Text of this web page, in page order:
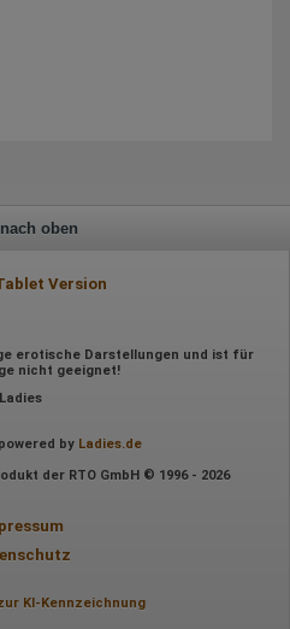
nach oben
Version
erotische Darstellungen und ist für
nicht geeignet!
Ladies
by Ladies.de
der RTO GmbH © 1996 - 2026
KI-Kennzeichnung